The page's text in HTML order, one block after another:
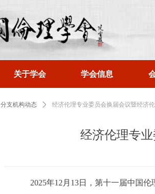
关于学会 学会信息
经济伦理专
2025年12月13日，第十一届中国
分支机构动态 ꄲ 经济伦理专业委员会换届会议暨经济